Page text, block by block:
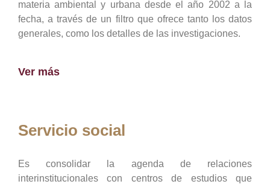
materia ambiental y urbana desde el año 2002 a la
fecha, a través de un filtro que ofrece tanto los datos
generales, como los detalles de las investigaciones.
Ver más
Servicio social
Es consolidar la agenda de relaciones
interinstitucionales con centros de estudios que